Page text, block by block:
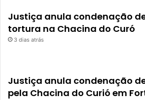
Justiça anula condenação
tortura na Chacina do Curó
3 dias atrás
Justiça anula condenação de
pela Chacina do Curió em